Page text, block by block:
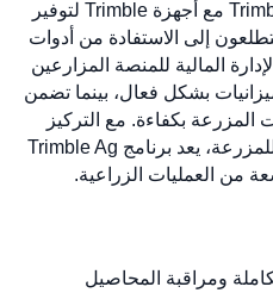
يتكامل برنامج Trimble Ag Software مع أجهزة Trimble لتوفير
إلى الاستفادة من أدوات
المالية للمنصة المزارعين
بشكل فعال، بينما تضمن
المزرعة بكفاءة. مع التركيز
على تحسين الإنتاجية الإجمالية للمزرعة، يعد برنامج Trimble Ag
ومراقبة المحاصيل